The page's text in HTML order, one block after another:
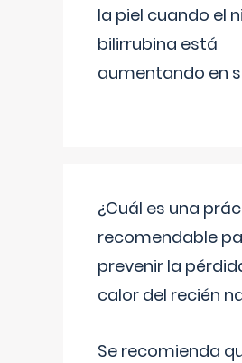
la piel cuando el
bilirrubina está
aumentando en
¿Cuál es una
recomendable
prevenir la
calor del recién
Se recomienda